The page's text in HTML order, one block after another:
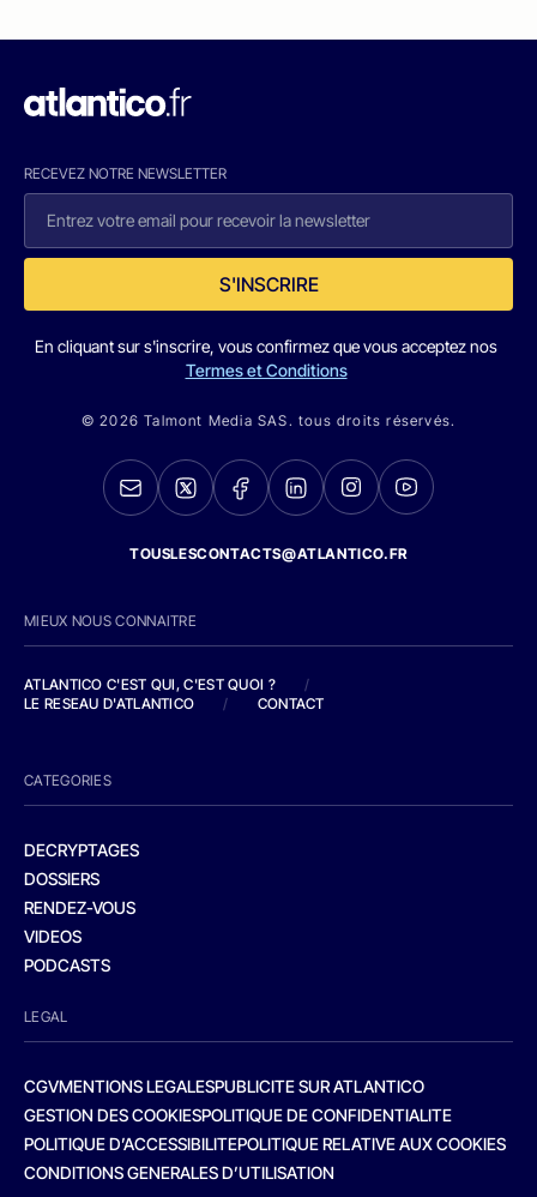
RECEVEZ NOTRE NEWSLETTER
S'INSCRIRE
En cliquant sur s'inscrire, vous confirmez que vous acceptez nos
Termes et Conditions
© 2026 Talmont Media SAS. tous droits réservés.
TOUSLESCONTACTS@ATLANTICO.FR
MIEUX NOUS CONNAITRE
ATLANTICO C'EST QUI, C'EST QUOI ?
/
LE RESEAU D'ATLANTICO
/ CONTACT
CATEGORIES
DECRYPTAGES
DOSSIERS
RENDEZ-VOUS
VIDEOS
PODCASTS
LEGAL
CGVMENTIONS LEGALESPUBLICITE SUR ATLANTICO
GESTION DES COOKIESPOLITIQUE DE CONFIDENTIALITE
POLITIQUE D’ACCESSIBILITEPOLITIQUE RELATIVE AUX COOKIES
CONDITIONS GENERALES D’UTILISATION